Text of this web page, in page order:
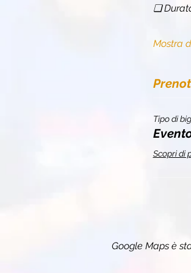
❏
Mostra
Tipo di
Scopri di
Google Maps è